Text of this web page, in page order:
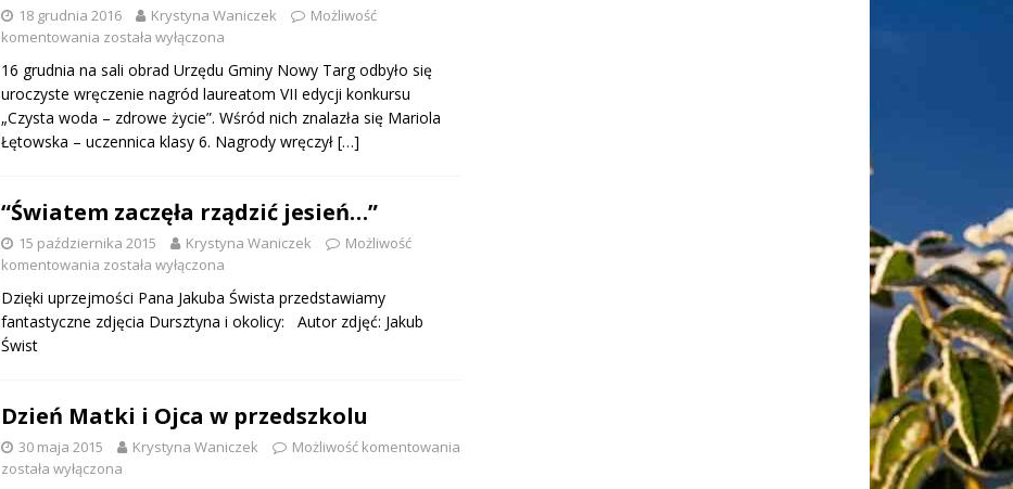
18 grudnia 2016 Krystyna Waniczek
Możliwość
komentowania została wyłączona
16 grudnia na sali obrad Urzędu Gminy Nowy Targ odbyło się
uroczyste wręczenie nagród laureatom VII edycji konkursu
„Czysta woda – zdrowe życie”. Wśród nich znalazła się Mariola
Łętowska – uczennica klasy 6. Nagrody wręczył […]
“Światem zaczęła rządzić jesień…”
15 października 2015 Krystyna Waniczek
Możliwość
komentowania została wyłączona
Dzięki uprzejmości Pana Jakuba Śwista przedstawiamy
fantastyczne zdjęcia Dursztyna i okolicy: Autor zdjęć: Jakub
Świst
Dzień Matki i Ojca w przedszkolu
30 maja 2015 Krystyna Waniczek
Możliwość komentowania
została wyłączona